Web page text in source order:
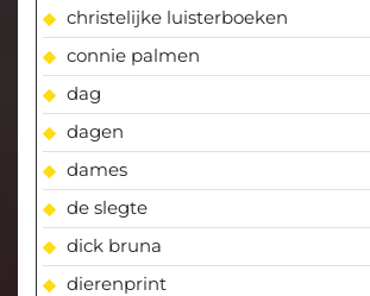
christelijke luisterboeken
connie palmen
dag
dagen
dames
de slegte
dick bruna
dierenprint